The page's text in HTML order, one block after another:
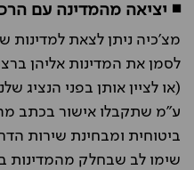
◾ יציאה מהמדינה עם
מצ'כיה ניתן לצאת למדינות
לסמן את המדינות אליהן
(או לציין אותן בפני הנציג
ע"מ שתקבלו אישור בכתב
ביטוחית ומבחינת שירות
שימו לב שבחלק מהמדינות